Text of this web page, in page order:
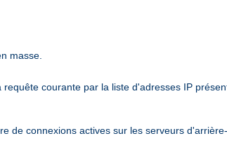
masse.
courante par la liste d'adresses IP
de connexions actives sur les serveurs